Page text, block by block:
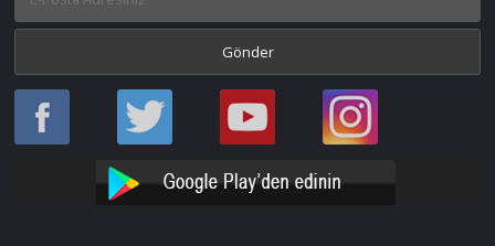
Haber
Oku
Haber
Oku
Bir
Haber
YouTube
Bir
Haber
Instagram